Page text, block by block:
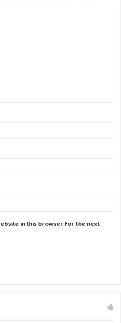
in this browser for the next